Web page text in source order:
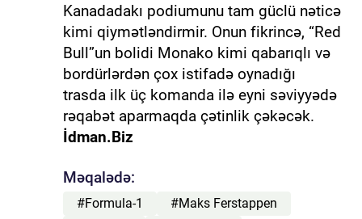
Kanadadakı podiumunu tam güclü nəticə
kimi qiymətləndirmir. Onun fikrincə, “Red
Bull”un bolidi Monako kimi qabarıqlı və
bordürlərdən çox istifadə oynadığı
trasda ilk üç komanda ilə eyni səviyyədə
rəqabət aparmaqda çətinlik çəkəcək.
İdman.Biz
Məqalədə:
#Formula-1
#Maks Ferstappen